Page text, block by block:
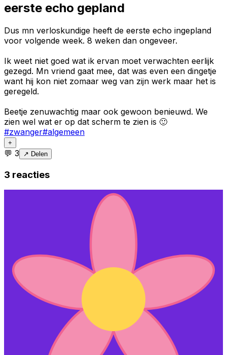
eerste echo gepland
Dus mn verloskundige heeft de eerste echo ingepland
voor volgende week. 8 weken dan ongeveer.
Ik weet niet goed wat ik ervan moet verwachten eerlijk
gezegd. Mn vriend gaat mee, dat was even een dingetje
want hij kon niet zomaar weg van zijn werk maar het is
geregeld.
Beetje zenuwachtig maar ook gewoon benieuwd. We
zien wel wat er op dat scherm te zien is 🙂
#zwanger#algemeen
+
💬 3 ↗ Delen
3 reacties